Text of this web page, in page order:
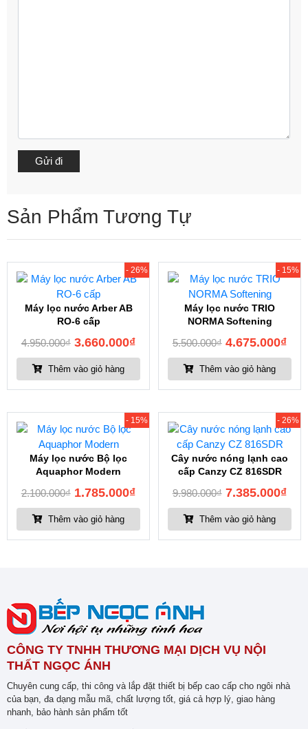
Sản Phẩm Tương Tự
- 26%
Máy lọc nước Arber AB
RO-6 cấp
4.950.000₫ 3.660.000₫
Thêm vào giỏ hàng
- 15%
Máy lọc nước TRIO
NORMA Softening
5.500.000₫ 4.675.000₫
Thêm vào giỏ hàng
- 15%
Máy lọc nước Bộ lọc
Aquaphor Modern
2.100.000₫ 1.785.000₫
Thêm vào giỏ hàng
- 26%
Cây nước nóng lạnh cao
cấp Canzy CZ 816SDR
9.980.000₫ 7.385.000₫
Thêm vào giỏ hàng
CÔNG TY TNHH THƯƠNG MẠI DỊCH VỤ NỘI
THẤT NGỌC ÁNH
Chuyên cung cấp, thi công và lắp đặt thiết bị bếp cao cấp cho ngôi nhà
của bạn, đa dạng mẫu mã, chất lượng tốt, giá cả hợp lý, giao hàng
nhanh, bảo hành sản phẩm tốt